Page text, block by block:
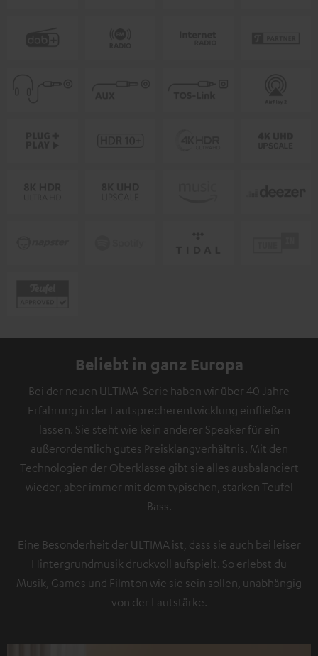
Beliebt in ganz Europa
Bei der neuen ULTIMA-Serie haben wir über 40 Jahre
Erfahrung in der Lautsprecherentwicklung einfließen
lassen. Sie steht wie kein anderer Speaker für ein
außerordentlich gutes Preisklangverhältnis. Mit den
Technologien der Oberklasse gibt sie alles ausbalanciert
wieder, aber immer mit dem typischen, starken Teufel
Bass.
Eine Besonderheit der ULTIMA ist, dass sie auch bei leiser
Hintergrundmusik druckvoll aufspielt. So erlebst du
Musik, Games und Filmton wie sie sein sollen, unabhängig
von der Lautstärke.